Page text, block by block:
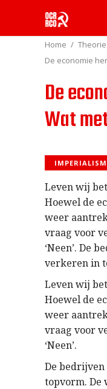
Home Theorie
De economie
De
Wat
Leven wij
Hoewel de
weer
vraag voor
‘Neen’. De
verkeren in
Leven wij
Hoewel de
weer
vraag voor
‘Neen’.
De
topvorm. De